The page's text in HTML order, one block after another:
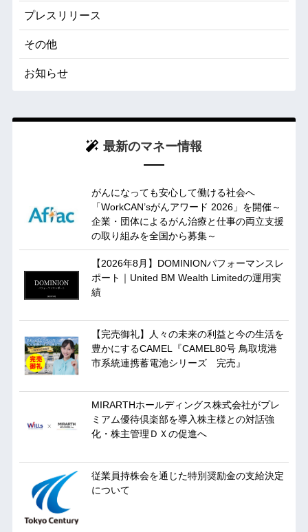
プレスリリース
その他
お知らせ
最新のマネー情報
がんになっても安心して働ける社会へ
「WorkCAN’sがんアワード 2026」を開催～
企業・団体によるがん治療と仕事の両立支援
の取り組みを全国から募集～
【2026年8月】DOMINIONパフォーマンスレ
ポート｜United BM Wealth Limitedの運用実
績
【完売御礼】人々の未来の利益と今の生活を
豊かにするCAMEL『CAMEL80号 鳥取境港
市系統連携蓄電池シリーズ 完売』
MIRARTHホールディングス株式会社がプレ
ミアム優待倶楽部を導入株主様との対話強
化・株主管理ＤＸの促進へ
従業員持株会を通じた特別奨励金の支給決定
について